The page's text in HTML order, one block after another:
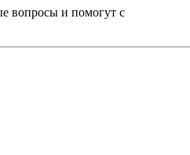
вопросы и помогут с